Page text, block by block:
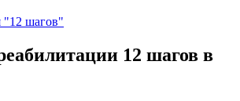
"12 шагов"
12 шагов в